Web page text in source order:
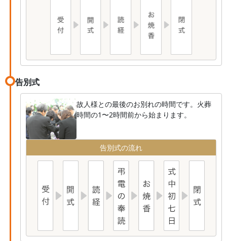
告別式
故人様との最後のお別れの時間です。火葬
時間の1〜2時間前から始まります。
告別式の流れ